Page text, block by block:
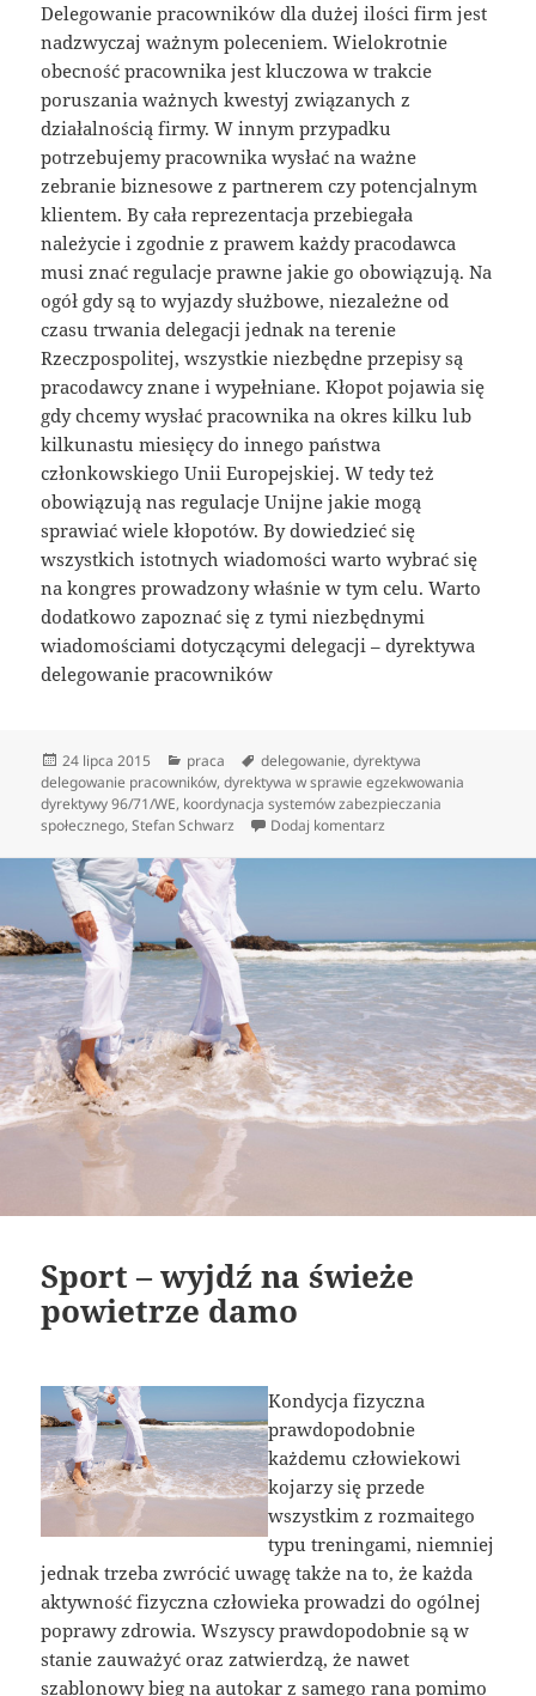
Delegowanie pracowników dla dużej ilości firm jest
nadzwyczaj ważnym poleceniem. Wielokrotnie
obecność pracownika jest kluczowa w trakcie
poruszania ważnych kwestyj związanych z
działalnością firmy. W innym przypadku
potrzebujemy pracownika wysłać na ważne
zebranie biznesowe z partnerem czy potencjalnym
klientem. By cała reprezentacja przebiegała
należycie i zgodnie z prawem każdy pracodawca
musi znać regulacje prawne jakie go obowiązują. Na
ogół gdy są to wyjazdy służbowe, niezależne od
czasu trwania delegacji jednak na terenie
Rzeczpospolitej, wszystkie niezbędne przepisy są
pracodawcy znane i wypełniane. Kłopot pojawia się
gdy chcemy wysłać pracownika na okres kilku lub
kilkunastu miesięcy do innego państwa
członkowskiego Unii Europejskiej. W tedy też
obowiązują nas regulacje Unijne jakie mogą
sprawiać wiele kłopotów. By dowiedzieć się
wszystkich istotnych wiadomości warto wybrać się
na kongres prowadzony właśnie w tym celu. Warto
dodatkowo zapoznać się z tymi niezbędnymi
wiadomościami dotyczącymi delegacji – dyrektywa
delegowanie pracowników
Data
publikacji
24 lipca 2015 Kategorie
praca Tagi
delegowanie,dyrektywa
delegowanie pracowników,dyrektywa w sprawie egzekwowania
dyrektywy 96/71/WE, koordynacja systemów zabezpieczania
społecznego,Stefan Schwarz Dodaj komentarz
Sport – wyjdź na świeże
powietrze damo
Kondycja fizyczna
prawdopodobnie
każdemu człowiekowi
kojarzy się przede
wszystkim z rozmaitego
typu treningami, niemniej
jednak trzeba zwrócić uwagę także na to, że każda
aktywność fizyczna człowieka prowadzi do ogólnej
poprawy zdrowia. Wszyscy prawdopodobnie są w
stanie zauważyć oraz zatwierdzą, że nawet
szablonowy bieg na autokar z samego rana pomimo